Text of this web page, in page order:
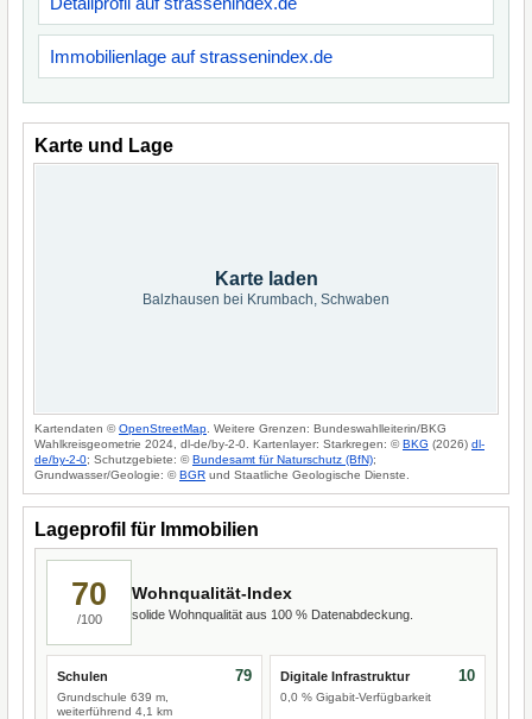
Immobilienlage auf strassenindex.de
Karte und Lage
Karte laden
Balzhausen bei Krumbach, Schwaben
Kartendaten ©OpenStreetMap . Weitere Grenzen: Bundeswahlleiterin/BKG
Wahlkreisgeometrie 2024, dl-de/by-2-0. Kartenlayer: Starkregen: ©BKG (2026) dl-
de/by-2-0; Schutzgebiete: ©Bundesamt für Naturschutz (BfN);
Grundwasser/Geologie: ©BGR und Staatliche Geologische Dienste.
Lageprofil für Immobilien
70
/100
Wohnqualität-Index
solide Wohnqualität aus 100 % Datenabdeckung.
Schulen
Grundschule 639 m,
weiterführend 4,1 km
79 Digitale Infrastruktur
0,0 % Gigabit-Verfügbarkeit
10